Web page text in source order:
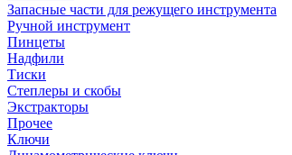
Запасные части для режущего инструмента
Ручной инструмент
Пинцеты
Надфили
Тиски
Степлеры и скобы
Экстракторы
Прочее
Ключи